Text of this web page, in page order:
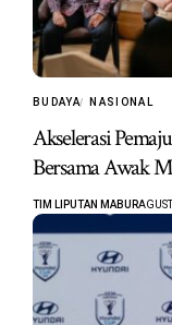
BUDAYA NASIONAL
Akselerasi
Bersama Awak
TIM LIPUTAN MABUR